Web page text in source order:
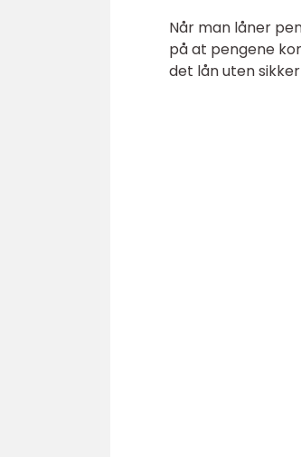
Når man låner
på at pengene
det lån uten